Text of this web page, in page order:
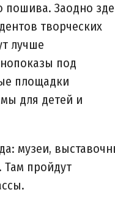
пошива. Заодно
творческих
лучше
под
площадки
для детей и
музеи,
Там пройдут